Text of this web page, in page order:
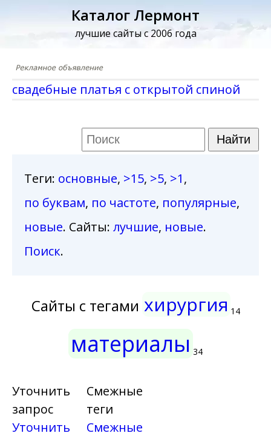
Каталог Лермонт
лучшие сайты с 2006 года
свадебные платья с открытой спиной
Теги: основные, >15, >5, >1,
по буквам, по частоте, популярные,
новые. Сайты: лучшие, новые.
Поиск.
Сайты с тегами хирургия 14
материалы 34
Уточнить
запрос
Уточнить
Смежные
теги
Смежные